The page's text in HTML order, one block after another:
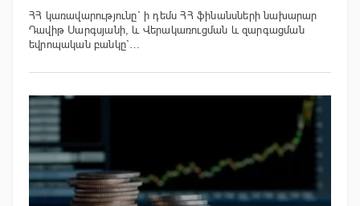
ՀՀ կառավարությունը` ի դեմս ՀՀ ֆինանսների նախարար
Դավիթ Սարգսյանի, և Վերակառուցման և զարգացման
եվրոպական բանկը`…